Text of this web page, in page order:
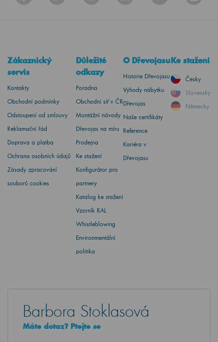
Zákaznický
servis
Kontakty
Obchodní podmínky
Odstoupení od smlouvy
Reklamační řád
Doprava a platba
Ochrana osobních údajů
Zásady zpracování
souborů cookies
Důležité
odkazy
Poradna
Obchodní síť v ČR
Montážní návody
Dřevojas na míru
Prodejna
Ke stažení
Konfigurátor pro
partnery
Katalog ke stažení
Vzorník RAL
Whistleblowing
Environmentální
politika
O Dřevojasu
Historie Dřevojasu
Výhody nábytku
Dřevojas
Naše certifikáty
Reference
Kariéra v
Dřevojasu
Ke stažení
Česky
Slovensky
Německy
Barbora Stoklasová
Máte dotaz? Ptejte se